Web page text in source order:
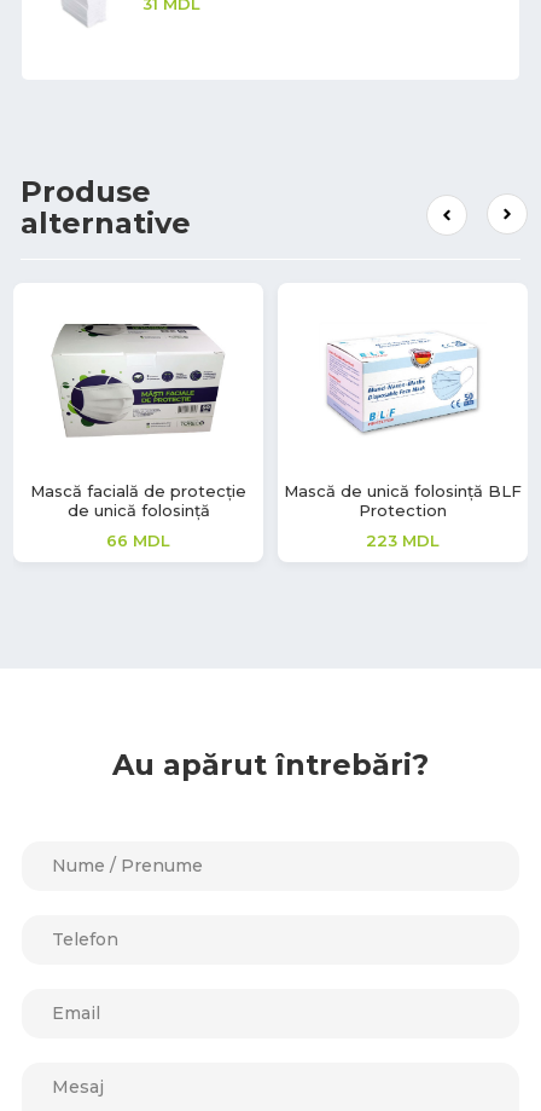
Produse
alternative
Mască facială de protecție
de unică folosință
66 MDL
Mască de unică folosință BLF
Protection
223 MDL
Au apărut întrebări?